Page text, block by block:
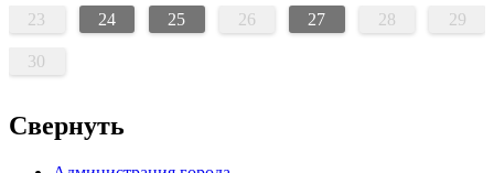
23 24 25 26 27 28 29
30
Свернуть